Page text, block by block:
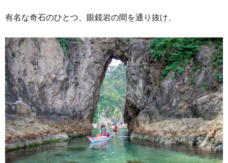
有名な奇石のひとつ、眼鏡岩の間を通り抜け、